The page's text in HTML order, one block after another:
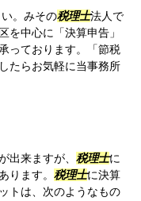
。みその税理士法人で
を中心に「決算申告」
っております。「節税
たらお気軽に当事務所
出来ますが、 税理士に
ります。 税理士に決算
トは、次のようなもの